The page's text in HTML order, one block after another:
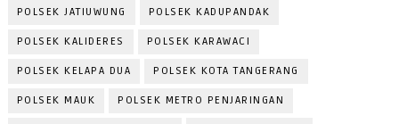
POLSEK JATIUWUNG POLSEK KADUPANDAK
POLSEK KALIDERES POLSEK KARAWACI
POLSEK KELAPA DUA POLSEK KOTA TANGERANG
POLSEK MAUK POLSEK METRO PENJARINGAN